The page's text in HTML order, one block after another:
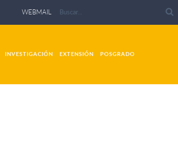
WEBMAIL
INVESTIGACIÓN EXTENSIÓN POSGRADO